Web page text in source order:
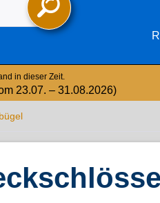

in dieser Zeit.
23.07. – 31.08.2026)